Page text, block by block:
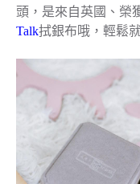
頭，是來自英國、榮
Talk拭銀布哦，輕鬆